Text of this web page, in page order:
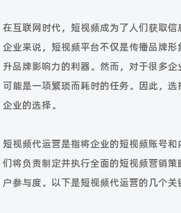
在互联网时代，短视频成为了人们获取
企业来说，短视频平台不仅是传播品牌
升品牌影响力的利器。然而，对于很多
可能是一项繁琐而耗时的任务。因此，
企业的选择。
短视频代运营是指将企业的短视频账号
们将负责制定并执行全面的短视频营销
户参与度。以下是短视频代运营的几个关